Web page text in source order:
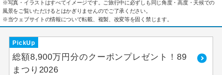
※写真・イラストはすべてイメージです。ご旅行中に必ずしも同じ角度・高度・天候での
風景をご覧いただけるとはかぎりませんのでご了承ください。
※当ウェブサイトの情報について転載、複製、改変等を固く禁じます。
PickUp
総額8,900万円分のクーポンプレゼント！89
まつり2026